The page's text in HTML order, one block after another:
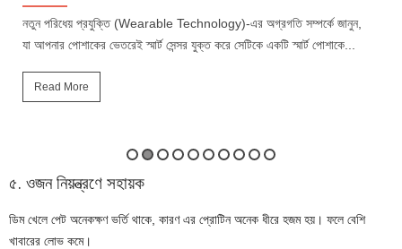
নতুন পরিধেয় প্রযুক্তি (Wearable Technology)-এর অগ্রগতি সম্পর্কে জানুন,
যা আপনার পোশাকের ভেতরেই স্মার্ট সেন্সর যুক্ত করে সেটিকে একটি স্মার্ট পোশাকে...
Read More
৫. ওজন নিয়ন্ত্রণে সহায়ক
ডিম খেলে পেট অনেকক্ষণ ভর্তি থাকে, কারণ এর প্রোটিন অনেক ধীরে হজম হয়। ফলে বেশি
খাবারের লোভ কমে।